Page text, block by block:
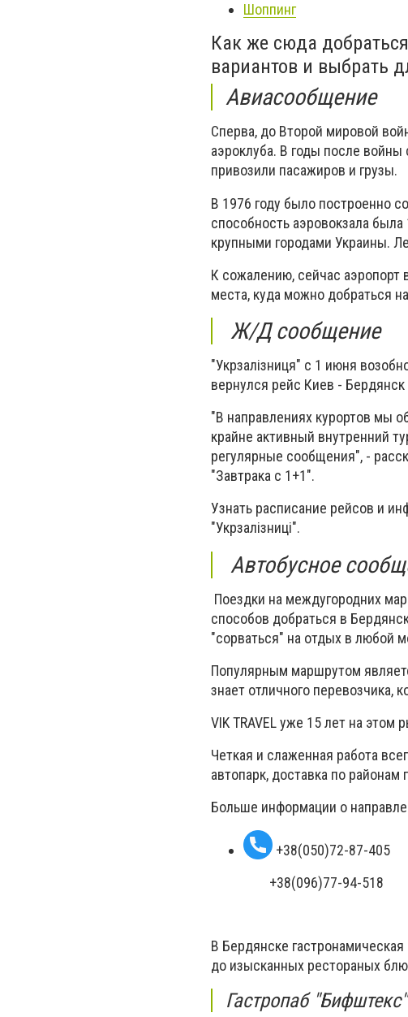
Шоппинг
Как же сюда
вариантов и выбрать
Авиасообщение
Сперва, до Второй мировой
аэроклуба. В годы после
привозили пасажиров и грузы.
В 1976 году было построенно
способность аэровокзала
крупными городами Украины.
К сожалению, сейчас
места, куда можно добраться
Ж/Д сообщение
"Укрзалізниця" с 1 июня
вернулся рейс Киев -
"В направлениях курортов мы
крайне активный внутренний
регулярные сообщения", -
"Завтрака с 1+1".
Узнать расписание рейсов и
"Укрзалізниці".
Автобусное
Поездки на междугородних
способов добраться в
"сорваться" на отдых в любой
Популярным маршрутом
знает отличного перевозчика,
VIK TRAVEL уже 15 лет на
Четкая и слаженная работа
автопарк, доставка по
Больше информации о
+38(050)72-87-405
+38(096)77-94-518
В Бердянске
до изысканных рестораных
Гастропаб "Бифштекс"